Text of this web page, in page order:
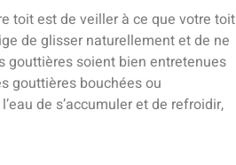
toit est de veiller à ce que votre toit
de glisser naturellement et de ne
gouttières soient bien entretenues
gouttières bouchées ou
de s’accumuler et de refroidir,